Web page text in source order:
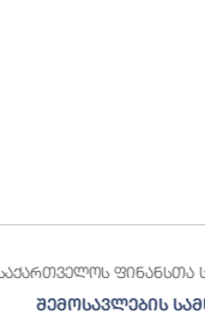
ფინანსთა
შემოსავლების